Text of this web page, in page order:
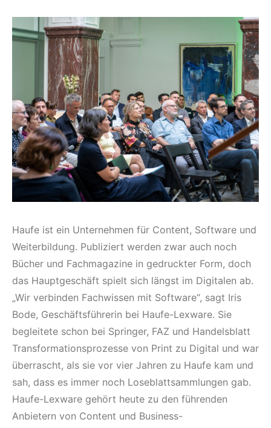
Haufe ist ein Unternehmen für Content, Software und
Weiterbildung. Publiziert werden zwar auch noch
Bücher und Fachmagazine in gedruckter Form, doch
das Hauptgeschäft spielt sich längst im Digitalen ab.
„Wir verbinden Fachwissen mit Software“, sagt Iris
Bode, Geschäftsführerin bei Haufe-Lexware. Sie
begleitete schon bei Springer, FAZ und Handelsblatt
Transformationsprozesse von Print zu Digital und war
überrascht, als sie vor vier Jahren zu Haufe kam und
sah, dass es immer noch Loseblattsammlungen gab.
Haufe-Lexware gehört heute zu den führenden
Anbietern von Content und Business-